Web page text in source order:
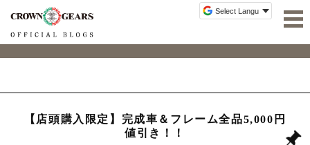
【店頭購入限定】完成車＆フレーム全品5,000円
値引き！！